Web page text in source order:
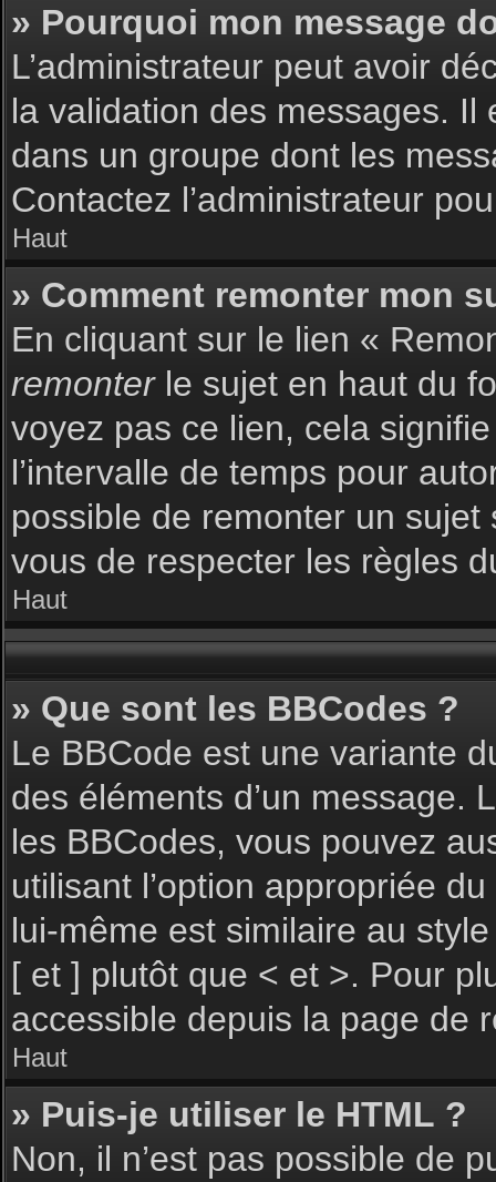
» Pourquoi mon message
L’administrateur peut avoir
la validation des messages. Il
dans un groupe dont les
Contactez l’administrateur
Haut
» Comment remonter mon
En cliquant sur le lien «
remonterle sujet en haut du
voyez pas ce lien, cela
l’intervalle de temps pour
possible de remonter un
vous de respecter les règles
Haut
» Que sont les BBCodes ?
Le BBCode est une variante
des éléments d’un message.
les BBCodes, vous pouvez
utilisant l’option appropriée
lui-même est similaire au
[ et ] plutôt que < et >. Pour
accessible depuis la page de
Haut
» Puis-je utiliser le HTML ?
Non, il n’est pas possible de